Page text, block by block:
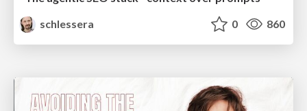
schlessera
0 860